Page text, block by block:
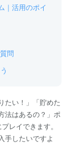
｜活用のポイ
問
たい！」「貯めた
法はあるの？」ポ
レイできます。
手したいですよ